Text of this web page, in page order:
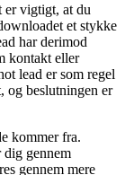
er vigtigt, at du
et stykke
har derimod
kontakt eller
lead er som regel
og beslutningen er
kommer fra.
dig gennem
gennem mere